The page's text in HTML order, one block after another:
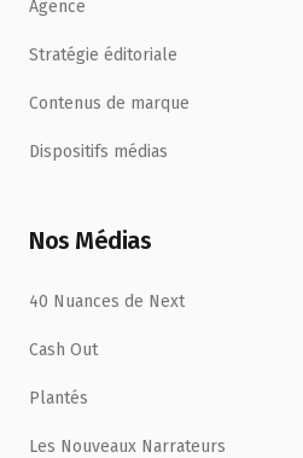
Agence
Stratégie éditoriale
Contenus de marque
Dispositifs médias
Nos Médias
40 Nuances de Next
Cash Out
Plantés
Les Nouveaux Narrateurs